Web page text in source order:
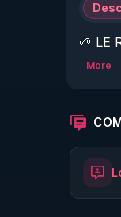
🌱 LE
🌱 LE
http://
More